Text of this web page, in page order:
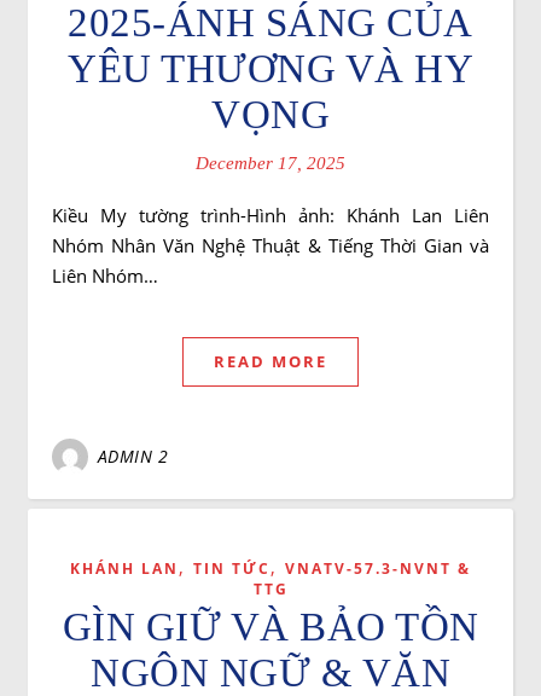
2025-ÁNH SÁNG CỦA
YÊU THƯƠNG VÀ HY
VỌNG
December 17, 2025
Kiều My tường trình-Hình ảnh: Khánh Lan Liên
Nhóm Nhân Văn Nghệ Thuật & Tiếng Thời Gian và
Liên Nhóm…
READ MORE
ADMIN 2
KHÁNH LAN , TIN TỨC , VNATV-57.3-NVNT &
TTG
GÌN GIỮ VÀ BẢO TỒN
NGÔN NGỮ & VĂN